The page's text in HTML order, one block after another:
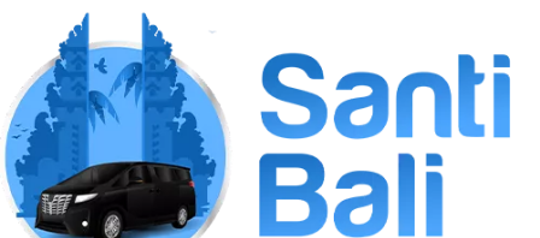
content